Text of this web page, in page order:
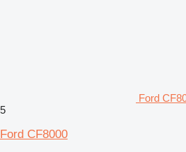
Ford
5
Ford CF8000